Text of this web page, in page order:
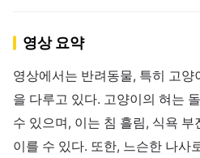
영상 요약
영상에서는 반려동물, 특히 고
을 다루고 있다. 고양이의 혀는
수 있으며, 이는 침 흘림, 식욕
이를 수 있다. 또한, 느슨한 나사